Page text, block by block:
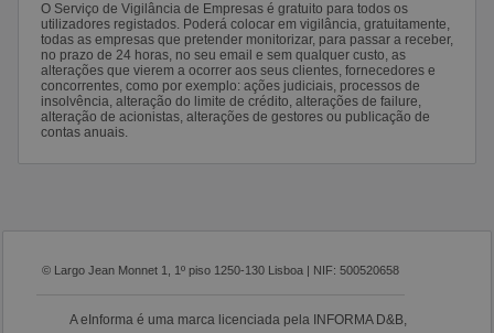
O Serviço de Vigilância de Empresas é gratuito para todos os
utilizadores registados. Poderá colocar em vigilância, gratuitamente,
todas as empresas que pretender monitorizar, para passar a receber,
no prazo de 24 horas, no seu email e sem qualquer custo, as
alterações que vierem a ocorrer aos seus clientes, fornecedores e
concorrentes, como por exemplo: ações judiciais, processos de
insolvência, alteração do limite de crédito, alterações de failure,
alteração de acionistas, alterações de gestores ou publicação de
contas anuais.
© Largo Jean Monnet 1, 1º piso 1250-130 Lisboa | NIF: 500520658
A eInforma é uma marca licenciada pela INFORMA D&B,